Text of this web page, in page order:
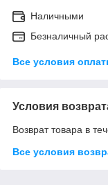
Наличными
Безналичный
Все условия
Условия
Возврат товара в
Все условия